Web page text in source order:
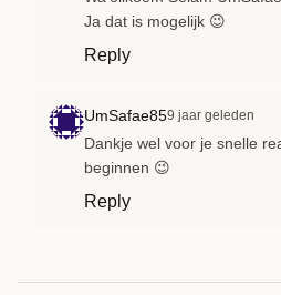
Ja dat is mogelijk 😉
Reply
UmSafae859 jaar geleden
Dankje wel voor je snelle
beginnen 😉
Reply